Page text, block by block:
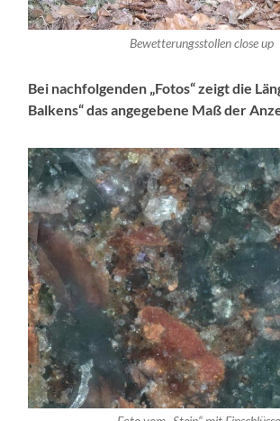
Bewetterungsstollen close up
Bei nachfolgenden „Fotos“ zeigt die
Balkens“ das angegebene Maß der